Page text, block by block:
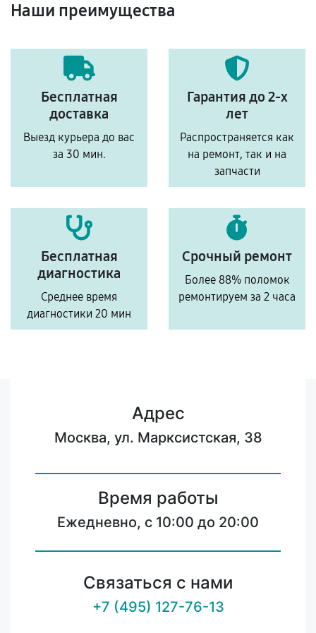
Наши преимущества
Бесплатная
доставка
Выезд курьера до вас
за 30 мин.
Гарантия до 2-х
лет
Распространяется как
на ремонт, так и на
запчасти
Бесплатная
диагностика
Среднее время
диагностики 20 мин
Срочный ремонт
Более 88% поломок
ремонтируем за 2 часа
Адрес
Москва, ул. Марксистская, 38
Время работы
Ежедневно, с 10:00 до 20:00
Связаться с нами
+7 (495) 127-76-13